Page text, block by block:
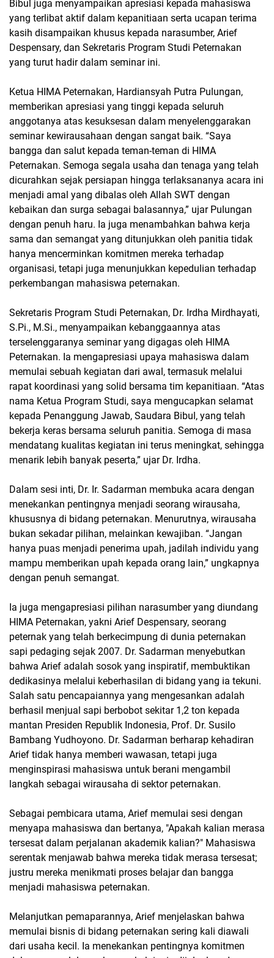
Bibul juga menyampaikan apresiasi kepada mahasiswa
yang terlibat aktif dalam kepanitiaan serta ucapan terima
kasih disampaikan khusus kepada narasumber, Arief
Despensary, dan Sekretaris Program Studi Peternakan
yang turut hadir dalam seminar ini.
Ketua HIMA Peternakan, Hardiansyah Putra Pulungan,
memberikan apresiasi yang tinggi kepada seluruh
anggotanya atas kesuksesan dalam menyelenggarakan
seminar kewirausahaan dengan sangat baik. “Saya
bangga dan salut kepada teman-teman di HIMA
Peternakan. Semoga segala usaha dan tenaga yang telah
dicurahkan sejak persiapan hingga terlaksananya acara ini
menjadi amal yang dibalas oleh Allah SWT dengan
kebaikan dan surga sebagai balasannya,” ujar Pulungan
dengan penuh haru. Ia juga menambahkan bahwa kerja
sama dan semangat yang ditunjukkan oleh panitia tidak
hanya mencerminkan komitmen mereka terhadap
organisasi, tetapi juga menunjukkan kepedulian terhadap
perkembangan mahasiswa peternakan.
Sekretaris Program Studi Peternakan, Dr. Irdha Mirdhayati,
S.Pi., M.Si., menyampaikan kebanggaannya atas
terselenggaranya seminar yang digagas oleh HIMA
Peternakan. Ia mengapresiasi upaya mahasiswa dalam
memulai sebuah kegiatan dari awal, termasuk melalui
rapat koordinasi yang solid bersama tim kepanitiaan. “Atas
nama Ketua Program Studi, saya mengucapkan selamat
kepada Penanggung Jawab, Saudara Bibul, yang telah
bekerja keras bersama seluruh panitia. Semoga di masa
mendatang kualitas kegiatan ini terus meningkat, sehingga
menarik lebih banyak peserta,” ujar Dr. Irdha.
Dalam sesi inti, Dr. Ir. Sadarman membuka acara dengan
menekankan pentingnya menjadi seorang wirausaha,
khususnya di bidang peternakan. Menurutnya, wirausaha
bukan sekadar pilihan, melainkan kewajiban. “Jangan
hanya puas menjadi penerima upah, jadilah individu yang
mampu memberikan upah kepada orang lain,” ungkapnya
dengan penuh semangat.
Ia juga mengapresiasi pilihan narasumber yang diundang
HIMA Peternakan, yakni Arief Despensary, seorang
peternak yang telah berkecimpung di dunia peternakan
sapi pedaging sejak 2007. Dr. Sadarman menyebutkan
bahwa Arief adalah sosok yang inspiratif, membuktikan
dedikasinya melalui keberhasilan di bidang yang ia tekuni.
Salah satu pencapaiannya yang mengesankan adalah
berhasil menjual sapi berbobot sekitar 1,2 ton kepada
mantan Presiden Republik Indonesia, Prof. Dr. Susilo
Bambang Yudhoyono. Dr. Sadarman berharap kehadiran
Arief tidak hanya memberi wawasan, tetapi juga
menginspirasi mahasiswa untuk berani mengambil
langkah sebagai wirausaha di sektor peternakan.
Sebagai pembicara utama, Arief memulai sesi dengan
menyapa mahasiswa dan bertanya, "Apakah kalian merasa
tersesat dalam perjalanan akademik kalian?" Mahasiswa
serentak menjawab bahwa mereka tidak merasa tersesat;
justru mereka menikmati proses belajar dan bangga
menjadi mahasiswa peternakan.
Melanjutkan pemaparannya, Arief menjelaskan bahwa
memulai bisnis di bidang peternakan sering kali diawali
dari usaha kecil. Ia menekankan pentingnya komitmen